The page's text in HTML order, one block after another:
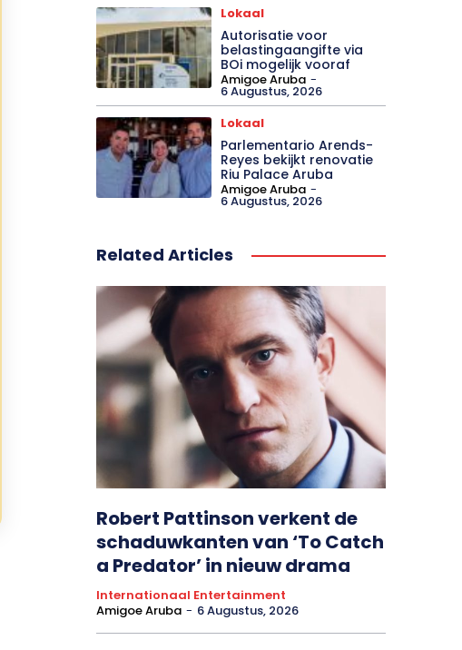
Lokaal
Autorisatie voor
belastingaangifte via
BOi mogelijk vooraf
Amigoe Aruba -
6 Augustus, 2026
Lokaal
Parlementario Arends-
Reyes bekijkt renovatie
Riu Palace Aruba
Amigoe Aruba -
6 Augustus, 2026
Related Articles
Robert Pattinson verkent de
schaduwkanten van ‘To Catch
a Predator’ in nieuw drama
Internationaal Entertainment
Amigoe Aruba - 6 Augustus, 2026